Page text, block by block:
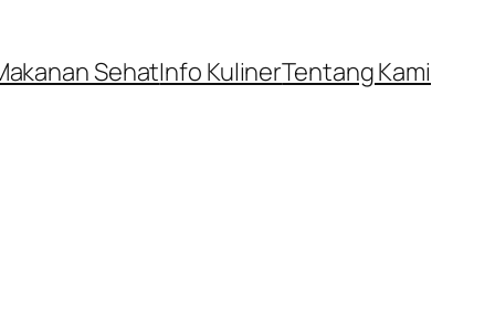
SehatInfo KulinerTentang Kami